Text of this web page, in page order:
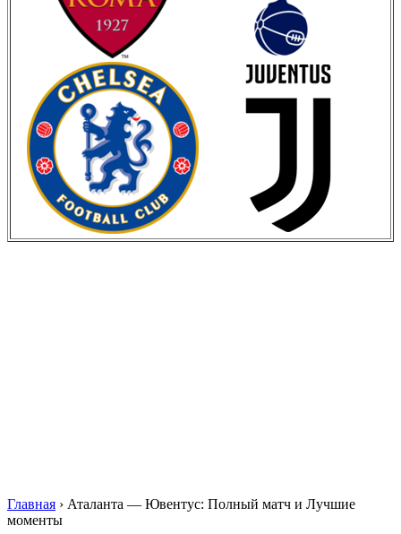
Главная › Аталанта — Ювентус: Полный матч и Лучшие
моменты